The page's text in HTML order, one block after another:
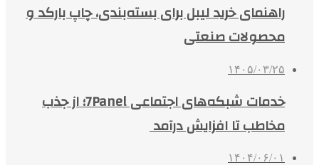
راهنمای خرید لیبل برای بسته‌بندی، چاپ بارکد و
محصولات صنعتی
۱۴۰۵/۰۳/۲۵
خدمات شبکه‌های اجتماعی 7Panel؛ از جذب
مخاطب تا افزایش درآمد
۱۴۰۴/۰۶/۰۱